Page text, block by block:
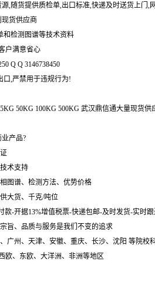
,随货提供质检单,出口标准,快递及时送货上门
货供应商
和检测图谱等技术资料
户满意省心
Q Q 3146738450
口,严禁用于违规行为!
50KG 100KG 500KG 武汉鼎信通大量现货
产品?
术支持
图谱、检测方法、优势价格
大货、千克/吨位
款-开据13%增值税票-快递包邮-及时发货-实时
旨、品质与服务是我们不变的追求
广州、天津、安徽、重庆、长沙、沈阳 等院校
欧、东欧、大洋洲、非洲等地区